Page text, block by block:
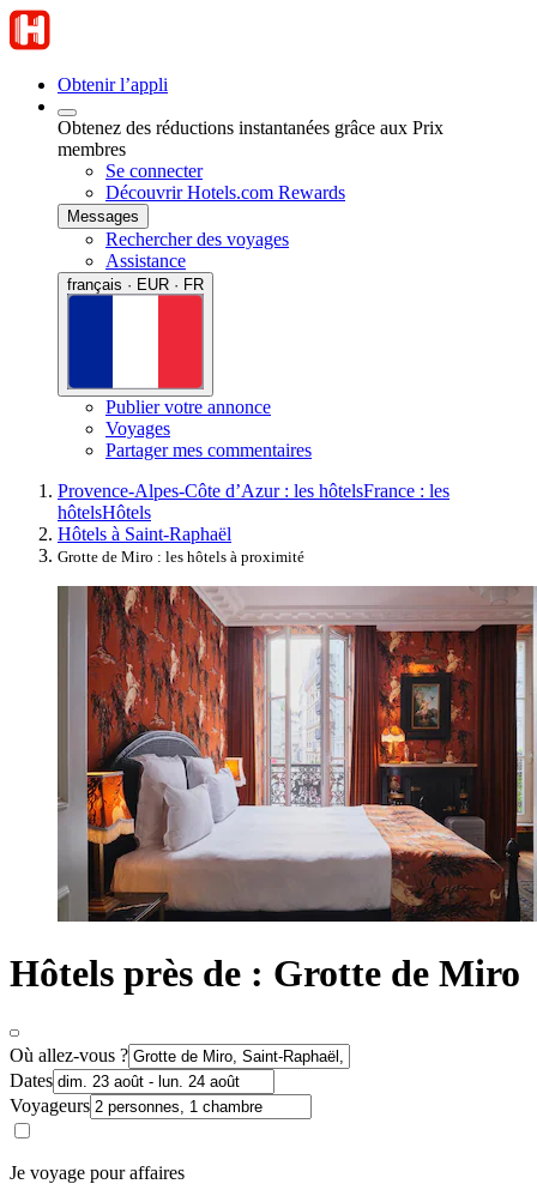
Obtenir l’appli
Obtenez des réductions instantanées grâce aux Prix
membres
Se connecter
Découvrir Hotels.com Rewards
Messages
Rechercher des voyages
Assistance
français · EUR · FR
Publier votre annonce
Voyages
Partager mes commentaires
Provence-Alpes-Côte d’Azur : les hôtelsFrance : les
hôtelsHôtels
Hôtels à Saint-Raphaël
Grotte de Miro : les hôtels à proximité
Hôtels près de : Grotte de Miro
Où allez-vous ?
Dates
Voyageurs
Je voyage pour affaires